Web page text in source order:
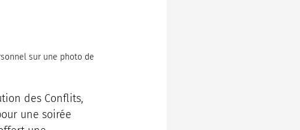
sur une photo de
des Conflits,
une soirée